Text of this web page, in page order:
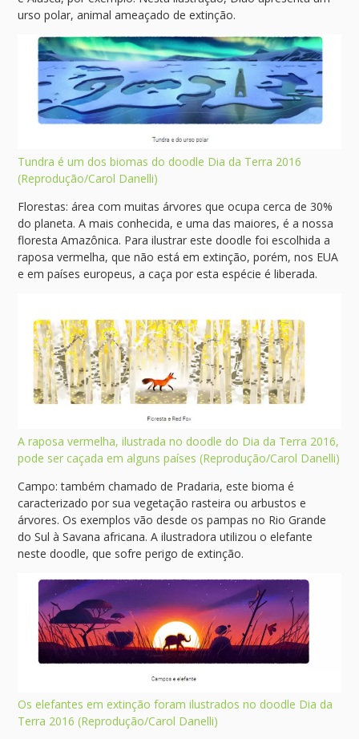
urso polar, animal ameaçado de extinção.
Tundra é um dos biomas do doodle Dia da Terra 2016
(Reprodução/Carol Danelli)
Florestas: área com muitas árvores que ocupa cerca de 30%
do planeta. A mais conhecida, e uma das maiores, é a nossa
floresta Amazônica. Para ilustrar este doodle foi escolhida a
raposa vermelha, que não está em extinção, porém, nos EUA
e em países europeus, a caça por esta espécie é liberada.
A raposa vermelha, ilustrada no doodle do Dia da Terra 2016,
pode ser caçada em alguns países (Reprodução/Carol Danelli)
Campo: também chamado de Pradaria, este bioma é
caracterizado por sua vegetação rasteira ou arbustos e
árvores. Os exemplos vão desde os pampas no Rio Grande
do Sul à Savana africana. A ilustradora utilizou o elefante
neste doodle, que sofre perigo de extinção.
Os elefantes em extinção foram ilustrados no doodle Dia da
Terra 2016 (Reprodução/Carol Danelli)